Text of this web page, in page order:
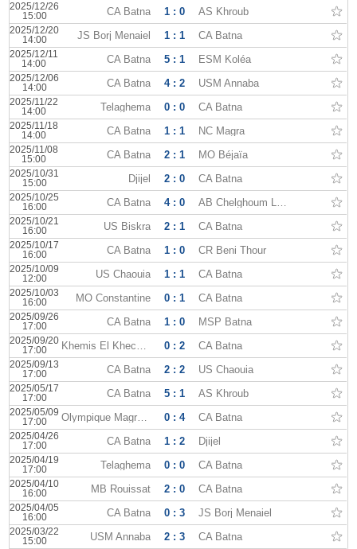
2025/12/26
15:00
CA Batna 1 : 0 AS Khroub
2025/12/20
14:00
JS Borj Menaiel 1 : 1 CA Batna
2025/12/11
14:00
CA Batna 5 : 1 ESM Koléa
2025/12/06
14:00
CA Batna 4 : 2 USM Annaba
2025/11/22
14:00
Telaghema 0 : 0 CA Batna
2025/11/18
14:00
CA Batna 1 : 1 NC Magra
2025/11/08
15:00
CA Batna 2 : 1 MO Béjaïa
2025/10/31
15:00
Djijel 2 : 0 CA Batna
2025/10/25
16:00
CA Batna 4 : 0 AB Chelghoum Laïd
2025/10/21
16:00
US Biskra 2 : 1 CA Batna
2025/10/17
16:00
CA Batna 1 : 0 CR Beni Thour
2025/10/09
12:00
US Chaouia 1 : 1 CA Batna
2025/10/03
16:00
MO Constantine 0 : 1 CA Batna
2025/09/26
17:00
CA Batna 1 : 0 MSP Batna
2025/09/20
17:00
Khemis El Khechna 0 : 2 CA Batna
2025/09/13
17:00
CA Batna 2 : 2 US Chaouia
2025/05/17
17:00
CA Batna 5 : 1 AS Khroub
2025/05/09
17:00
Olympique Magrane 0 : 4 CA Batna
2025/04/26
17:00
CA Batna 1 : 2 Djijel
2025/04/19
17:00
Telaghema 0 : 0 CA Batna
2025/04/10
16:00
MB Rouissat 2 : 0 CA Batna
2025/04/05
16:00
CA Batna 0 : 3 JS Borj Menaiel
2025/03/22
15:00
USM Annaba 2 : 3 CA Batna